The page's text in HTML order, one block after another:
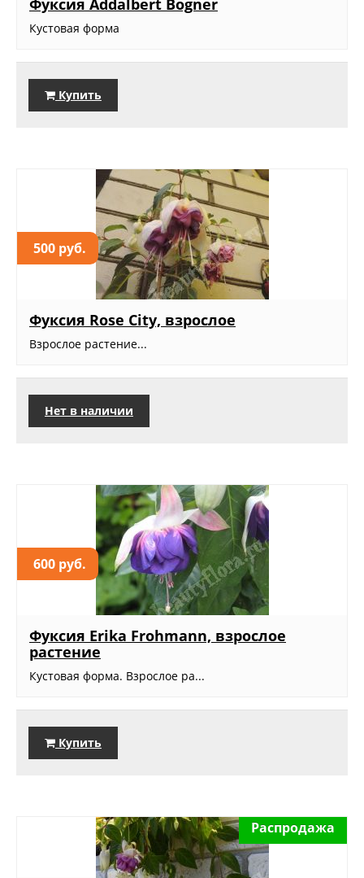
Фуксия Addalbert Bogner
Кустовая форма
Купить
500 руб.
Фуксия Rose City, взрослое
Взрослое растение...
Нет в наличии
600 руб.
Фуксия Erika Frohmann, взрослое
растение
Кустовая форма. Взрослое ра...
Купить
Распродажа